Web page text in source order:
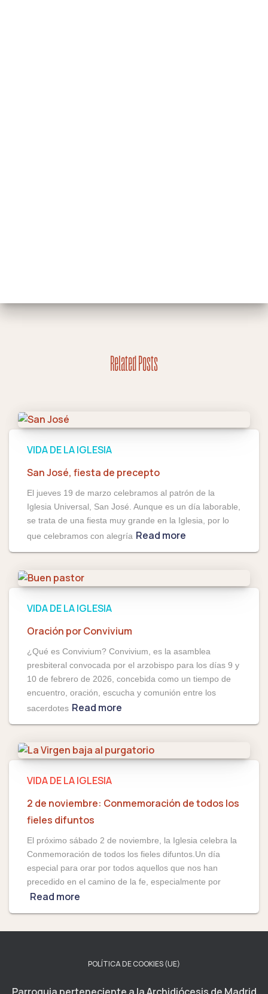
Related Posts
VIDA DE LA IGLESIA
San José, fiesta de precepto
El jueves 19 de marzo celebramos al patrón de la
Iglesia Universal, San José. Aunque es un día laborable,
se trata de una fiesta muy grande en la Iglesia, por lo
que celebramos con alegría Read more
VIDA DE LA IGLESIA
Oración por Convivium
¿Qué es Convivium? Convivium, es la asamblea
presbiteral convocada por el arzobispo para los días 9 y
10 de febrero de 2026, concebida como un tiempo de
encuentro, oración, escucha y comunión entre los
sacerdotes Read more
VIDA DE LA IGLESIA
2 de noviembre: Conmemoración de todos los
fieles difuntos
El próximo sábado 2 de noviembre, la Iglesia celebra la
Conmemoración de todos los fieles difuntos.Un día
especial para orar por todos aquellos que nos han
precedido en el camino de la fe, especialmente por
Read more
POLÍTICA DE COOKIES (UE)